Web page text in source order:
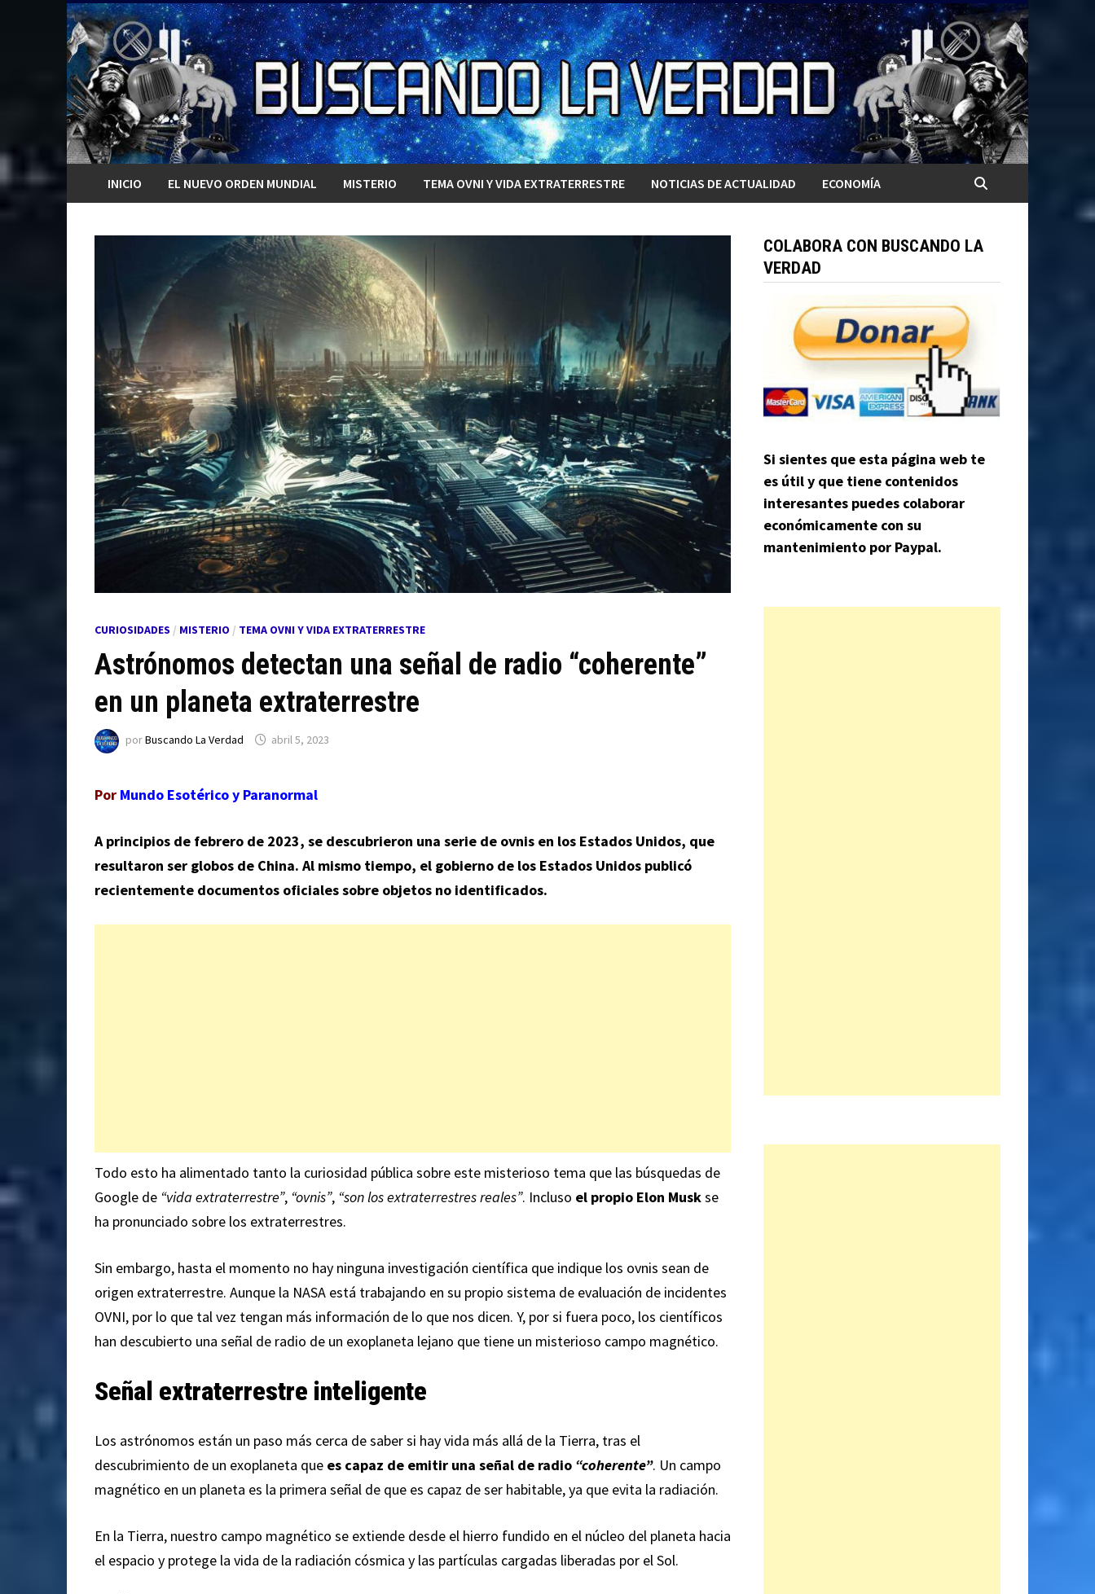
Saltar
al
contenido
INICIO EL NUEVO ORDEN MUNDIAL MISTERIO TEMA OVNI Y VIDA EXTRATERRESTRE NOTICIAS DE ACTUALIDAD ECONOMÍA
CURIOSIDADES / MISTERIO / TEMA OVNI Y VIDA EXTRATERRESTRE
Astrónomos detectan una señal de radio “coherente”
en un planeta extraterrestre
porBuscando La Verdad abril 5, 2023
Por Mundo Esotérico y Paranormal
A principios de febrero de 2023, se descubrieron una serie de ovnis en los Estados Unidos, que
resultaron ser globos de China. Al mismo tiempo, el gobierno de los Estados Unidos publicó
recientemente documentos oficialessobre objetos no identificados.
Todo esto ha alimentado tanto la curiosidad pública sobre este misterioso tema que las búsquedas de
Google de“vida extraterrestre”, “ovnis”, “son los extraterrestres reales”. Incluso el propio Elon Muskse
ha pronunciado sobre los extraterrestres.
Sin embargo, hasta el momento no hay ninguna investigación científica que indique los ovnis sean de
origen extraterrestre. Aunque la NASA está trabajando en su propio sistema de evaluación de incidentes
OVNI, por lo que tal vez tengan más información de lo que nos dicen. Y, por si fuera poco, los científicos
han descubierto una señal de radio de un exoplaneta lejano que tiene un misterioso campo magnético.
Señal extraterrestre inteligente
Los astrónomos están un paso más cerca de saber si hay vida más allá de la Tierra, tras el
descubrimiento de un exoplaneta que es capaz de emitir una señal de radio “coherente”. Un campo
magnético en un planeta es la primera señal de que es capaz de ser habitable, ya que evita la radiación.
En la Tierra, nuestro campo magnético se extiende desde el hierro fundido en el núcleo del planeta hacia
el espacio y protege la vida de la radiación cósmica y las partículas cargadas liberadas por el Sol.
COLABORA CON BUSCANDO LA
VERDAD
Si sientes que esta página web te
es útil y que tiene contenidos
interesantes puedes colaborar
económicamente con su
mantenimiento por Paypal.